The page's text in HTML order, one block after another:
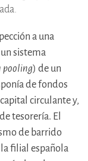
a una
sistema
pooling) de un
de fondos
circulante y,
tesorería. El
de barrido
filial española